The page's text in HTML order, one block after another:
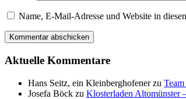
Name, E-Mail-Adresse und Website in
Aktuelle Kommentare
Hans Seitz, ein Kleinberghofenerzu
Josefa Böck zu Klosterladen Altomünster